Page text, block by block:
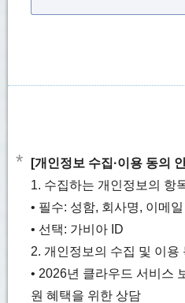
*
[개인정보 수집·이용 동의
1. 수집하는 개인정보의 항
• 필수: 성함, 회사명, 이메
• 선택: 가비아 ID
2. 개인정보의 수집 및 이용
• 2026년 클라우드 서비스
원 혜택을 위한 상담